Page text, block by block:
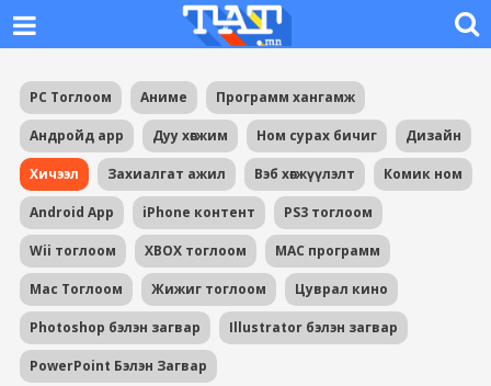
PC Тоглоом Аниме Программ хангамж
Андройд app Дуу хөгжим Ном сурах бичиг Дизайн
Хичээл Захиалгат ажил Вэб хөгжүүлэлт Комик ном
Android App iPhone контент PS3 тоглоом
Wii тоглоом XBOX тоглоом MAC программ
Mac Тоглоом Жижиг тоглоом Цуврал кино
Photoshop бэлэн загвар Illustrator бэлэн загвар
PowerPoint Бэлэн Загвар